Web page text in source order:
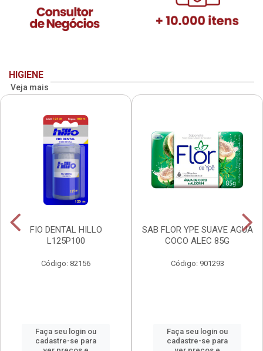
HIGIENE
Veja mais
FIO DENTAL HILLO
L125P100
Código: 82156
Faça seu login ou
cadastre-se para
SAB FLOR YPE SUAVE AGUA
COCO ALEC 85G
Código: 901293
Faça seu login ou
cadastre-se para